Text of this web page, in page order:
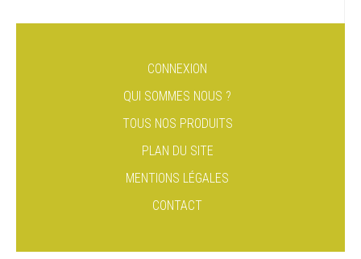
CONNEXION
QUI SOMMES NOUS ?
TOUS NOS PRODUITS
PLAN DU SITE
MENTIONS LÉGALES
CONTACT